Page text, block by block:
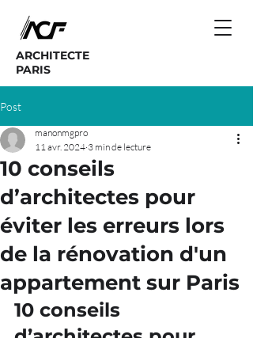
ARCHITECTE
PARIS
Post
10 conseils
d’architectes pour
éviter les erreurs lors
de la rénovation d'un
appartement sur Paris
manonmgpro
11 avr. 2024 3 min de lecture
10 conseils